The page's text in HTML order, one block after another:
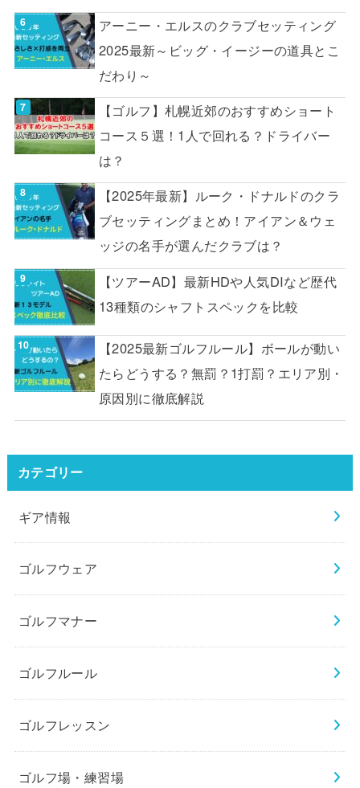
アーニー・エルスのクラブセッティング
2025最新～ビッグ・イージーの道具とこ
だわり～
【ゴルフ】札幌近郊のおすすめショート
コース５選！1人で回れる？ドライバー
は？
【2025年最新】ルーク・ドナルドのクラ
ブセッティングまとめ！アイアン＆ウェ
ッジの名手が選んだクラブは？
【ツアーAD】最新HDや人気DIなど歴代
13種類のシャフトスペックを比較
【2025最新ゴルフルール】ボールが動い
たらどうする？無罰？1打罰？エリア別・
原因別に徹底解説
カテゴリー
ギア情報
ゴルフウェア
ゴルフマナー
ゴルフルール
ゴルフレッスン
ゴルフ場・練習場